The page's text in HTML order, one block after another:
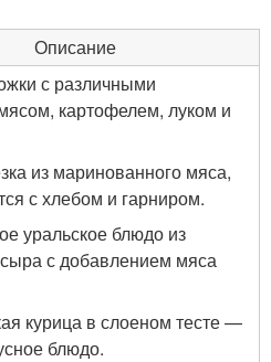
Описание
с различными
картофелем, луком и
из маринованного мяса,
с хлебом и гарниром.
уральское блюдо из
с добавлением мяса
курица в слоеном тесте —
блюдо.